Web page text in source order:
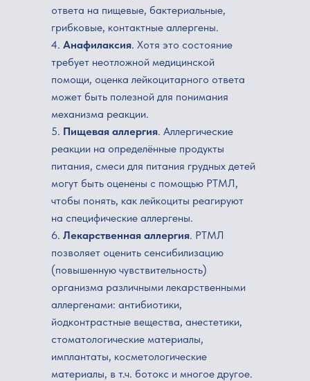
ответа на пищевые, бактериальные,
грибковые, контактные аллергены.
4. Анафилаксия. Хотя это состояние
требует неотложной медицинской
помощи, оценка лейкоцитарного ответа
может быть полезной для понимания
механизма реакции.
5. Пищевая аллергия. Аллергические
реакции на определённые продукты
питания, смеси для питания грудных детей
могут быть оценены с помощью РТМЛ,
чтобы понять, как лейкоциты реагируют
на специфические аллергены.
6. Лекарственная аллергия. РТМЛ
позволяет оценить сенсибилизацию
(повышенную чувствительность)
организма различными лекарственными
аллергенами: антибиотики,
йодконтрастные вещества, анестетики,
стоматологические материалы,
имплантаты, косметологические
материалы, в т.ч. ботокс и многое другое.